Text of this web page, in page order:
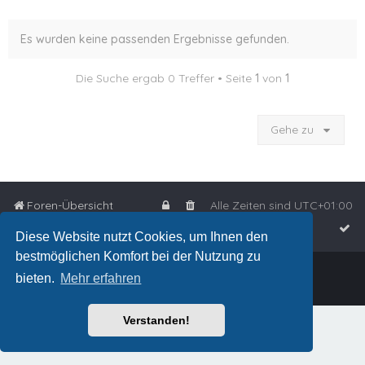
Diese Website nutzt Cookies, um Ihnen den
bestmöglichen Komfort bei der Nutzung zu
bieten. Mehr erfahren
Verstanden!
Es wurden keine passenden Ergebnisse gefunden.
Die Suche ergab 0 Treffer • Seite 1 von 1
Gehe zu
Foren-Übersicht Alle Zeiten sind UTC+01:00
Powered by phpBB™
Deutsche Übersetzung durch